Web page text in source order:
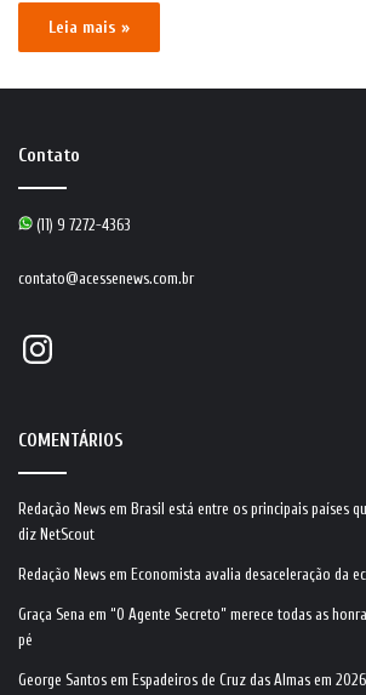
Leia mais »
Contato
(11) 9 7272-4363
contato@acessenews.com.br
Instagram
COMENTÁRIOS
Redação News em Brasil está entre os principais países
diz NetScout
Redação News em Economista avalia desaceleração da
Graça Sena em “O Agente Secreto” merece todas as
pé
George Santos em Espadeiros de Cruz das Almas em